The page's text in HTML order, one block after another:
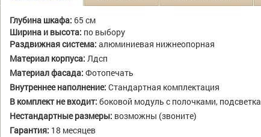
Глубина шкафа: 65 см
Ширина и высота: по выбору
Раздвижная система: алюминиевая нижнеопорная
Материал корпуса: Лдсп
Материал фасада: Фотопечать
Внутреннее наполнение: Стандартная комплектация
В комплект не входит: боковой модуль с полочками, подсветка
Нестандартные размеры: возможны (звоните)
Гарантия: 18 месяцев